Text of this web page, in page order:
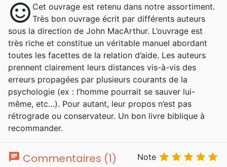
la Parole et la prédication textuelle. Il aura
consacré sa vie à une théologie rigoureuse,
fondée sur l’étude approfondie des Écritures
en mettant l’accent sur l’arrière plan
grammatical et historique de chaque
passage. Il laisse derrière lui l’héritage de
milliers de prédications, d’une série de
commentaires complète du Nouveau
Testament et près de 150 livres édités dont
de nombreux ont été traduits en français. Il
est également le rédacteur de la remarquable
Bible d'étude portant son nom, éditée par la
Société Biblique de Genève.
sentiment_satisfied Cet ouvrage est retenu dans notre assortiment.
Très bon ouvrage écrit par différents auteurs
sous la direction de John MacArthur. L’ouvrage est
très riche et constitue un véritable manuel abordant
toutes les facettes de la relation d’aide. Les auteurs
prennent clairement leurs distances vis-à-vis des
erreurs propagées par plusieurs courants de la
psychologie (ex : l’homme pourrait se sauver lui-
même, etc…). Pour autant, leur propos n’est pas
rétrograde ou conservateur. Un bon livre biblique à
recommander.
chat Commentaires (1) Note     